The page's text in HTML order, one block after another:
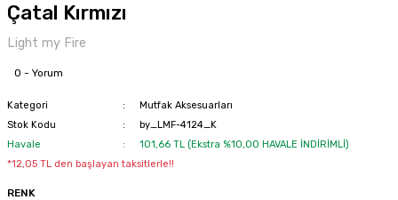
Çatal Kırmızı
Light my Fire
0 - Yorum
Kategori
Mutfak Aksesuarları
Stok Kodu
by_LMF-4124_K
Havale
101,66 TL (Ekstra %10,00 HAVALE İNDİRİMLİ)
*12,05 TL den başlayan taksitlerle!!
RENK